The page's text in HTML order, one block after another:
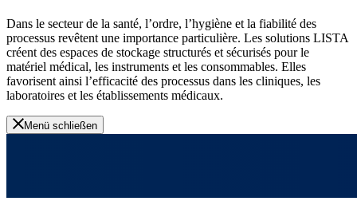
Dans le secteur de la santé, l’ordre, l’hygiène et la fiabilité des
processus revêtent une importance particulière. Les solutions LISTA
créent des espaces de stockage structurés et sécurisés pour le
matériel médical, les instruments et les consommables. Elles
favorisent ainsi l’efficacité des processus dans les cliniques, les
laboratoires et les établissements médicaux.
Menü schließen